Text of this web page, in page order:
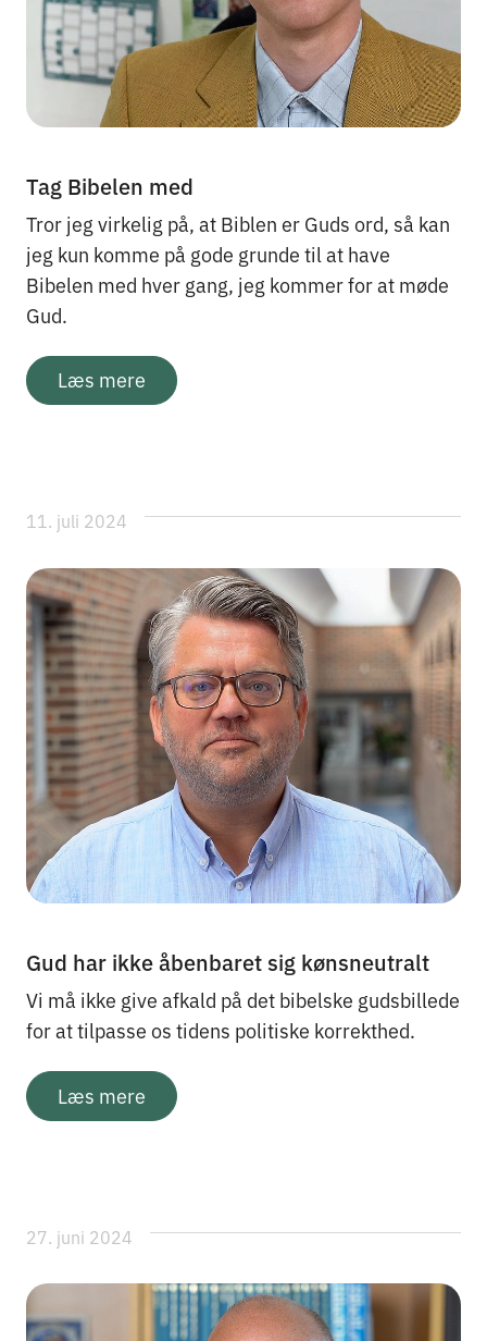
Tag Bibelen med
Tror jeg virkelig på, at Biblen er Guds ord, så kan
jeg kun komme på gode grunde til at have
Bibelen med hver gang, jeg kommer for at møde
Gud.
Læs mere
11. juli 2024
Gud har ikke åbenbaret sig kønsneutralt
Vi må ikke give afkald på det bibelske gudsbillede
for at tilpasse os tidens politiske korrekthed.
Læs mere
27. juni 2024